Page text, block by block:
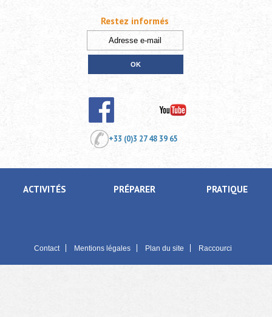
+33 (0)3 27 48 39 65
ACTIVITÉS PRÉPARER PRATIQUE
Contact Mentions légales Plan du site Raccourci
Restez informés